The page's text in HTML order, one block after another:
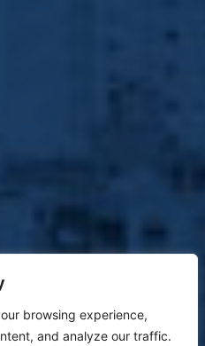
browsing experience,
and analyze our traffic.